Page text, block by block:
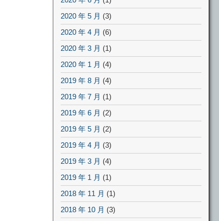
2020 年 5 月 (3)
2020 年 4 月 (6)
2020 年 3 月 (1)
2020 年 1 月 (4)
2019 年 8 月 (4)
2019 年 7 月 (1)
2019 年 6 月 (2)
2019 年 5 月 (2)
2019 年 4 月 (3)
2019 年 3 月 (4)
2019 年 1 月 (1)
2018 年 11 月 (1)
2018 年 10 月 (3)